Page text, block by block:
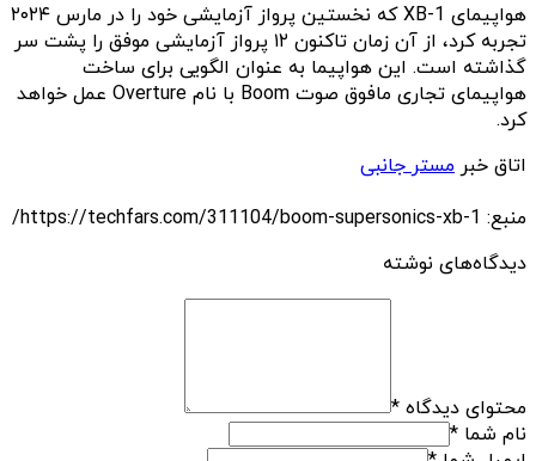
هواپیمای XB-1 که نخستین پرواز آزمایشی خود را در مارس ۲۰۲۴
تجربه کرد، از آن زمان تاکنون ۱۲ پرواز آزمایشی موفق را پشت سر
گذاشته است. این هواپیما به عنوان الگویی برای ساخت
هواپیمای تجاری مافوق صوت Boom با نام Overture عمل خواهد
کرد.
اتاق خبر مستر جانبی
منبع: https://techfars.com/311104/boom-supersonics-xb-1/
دیدگاه‌های نوشته
محتوای دیدگاه *
نام شما *